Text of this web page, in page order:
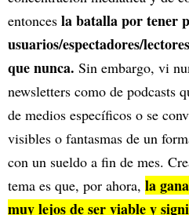
entonces la batalla por tener
usuarios/espectadores/
que nunca. Sin embargo, vi
newsletters como de podcasts
de medios específicos o se
visibles o fantasmas de un
con un sueldo a fin de mes.
tema es que, por ahora, la
muy lejos de ser viable y